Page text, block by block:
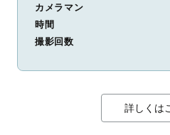
カメラマン
時間
撮影回数
詳しくは